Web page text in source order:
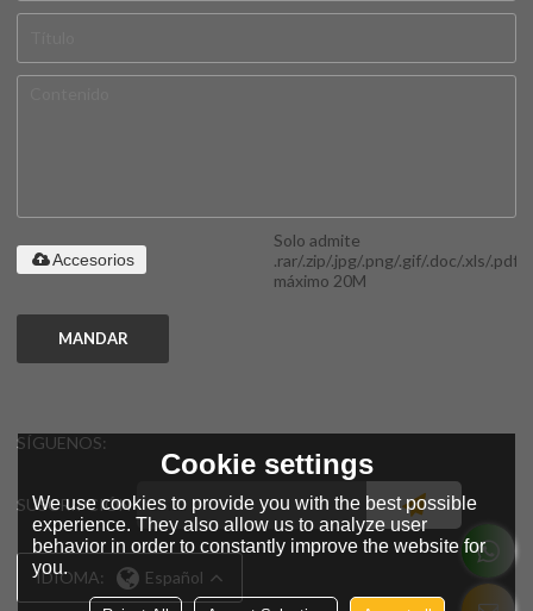
Solo admite
.rar/.zip/.jpg/.png/.gif/.doc/.xls/.pdf,
máximo 20M
Accesorios
MANDAR
SÍGUENOS:
SUSCRIPCIÓN
IDIOMA: Español
Cookie settings
We use cookies to provide you with the best possible
experience. They also allow us to analyze user
behavior in order to constantly improve the website for
you.